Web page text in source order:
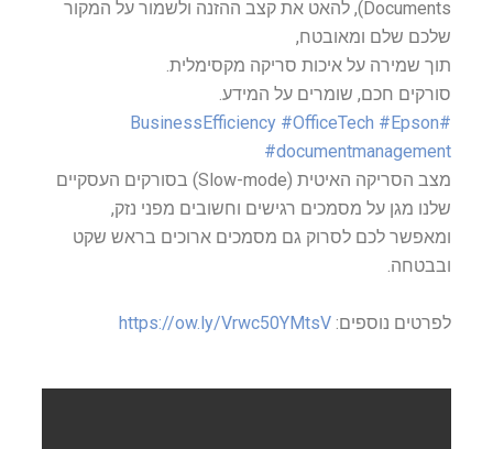
Documents), להאט את קצב ההזנה ולשמור על המקור
שלכם שלם ומאובטח,
תוך שמירה על איכות סריקה מקסימלית.
סורקים חכם, שומרים על המידע.
#BusinessEfficiency
#OfficeTech #Epson
#documentmanagement
מצב הסריקה האיטית (Slow-mode) בסורקים העסקיים
שלנו מגן על מסמכים רגישים וחשובים מפני נזק,
ומאפשר לכם לסרוק גם מסמכים ארוכים בראש שקט
ובבטחה.
לפרטים נוספים:https://ow.ly/Vrwc50YMtsV